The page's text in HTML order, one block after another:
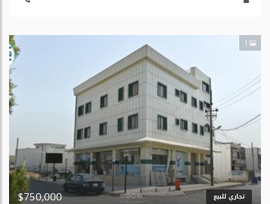
1
تجاري للبيع $750,000